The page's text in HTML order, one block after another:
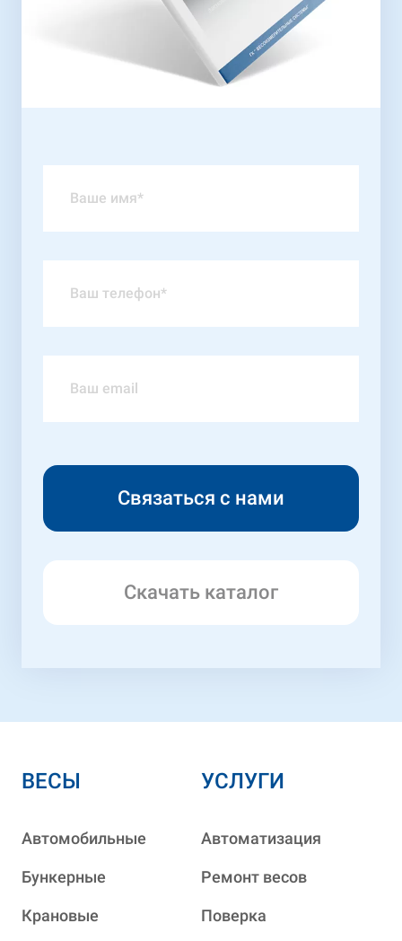
Скачать каталог
ВЕСЫ
Автомобильные
Бункерные
Крановые
УСЛУГИ
Автоматизация
Ремонт весов
Поверка